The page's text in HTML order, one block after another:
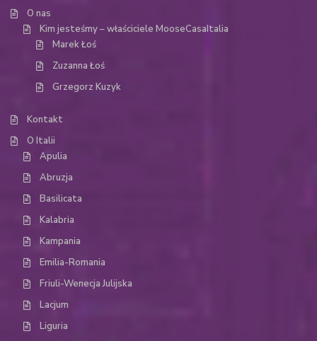
O nas
Kim jesteśmy – właściciele MooseCasaItalia
Marek Łoś
Zuzanna Łoś
Grzegorz Kuzyk
Kontakt
O Italii
Apulia
Abruzja
Basilicata
Kalabria
Kampania
Emilia-Romania
Friuli-Wenecja Julijska
Lacjum
Liguria